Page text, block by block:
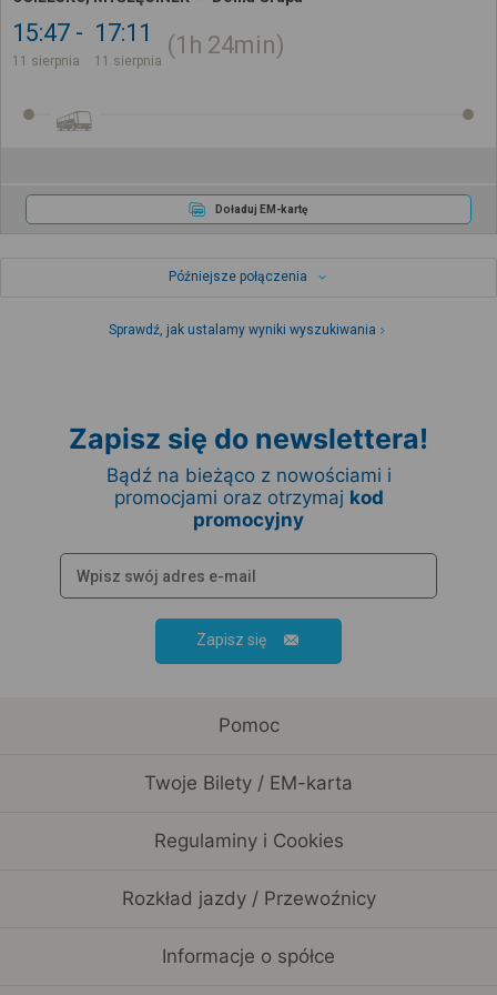
15:47
11 sierpnia
17:11
11 sierpnia
1h 24min
Doładuj EM-kartę
Późniejsze połączenia
Sprawdź, jak ustalamy wyniki wyszukiwania
Zapisz się do newslettera!
Bądź na bieżąco z nowościami i
promocjami oraz otrzymaj kod
promocyjny
Zapisz się
Pomoc
Twoje Bilety / EM-karta
Regulaminy i Cookies
Rozkład jazdy / Przewoźnicy
Informacje o spółce